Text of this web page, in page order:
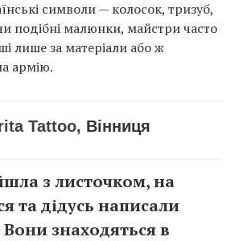
символи — колосок, тризуб,
подібні малюнки, майстри часто
лише за матеріали або ж
армію.
Tattoo, Вінниця
з листочком, на
та дідусь написали
Вони знаходяться в